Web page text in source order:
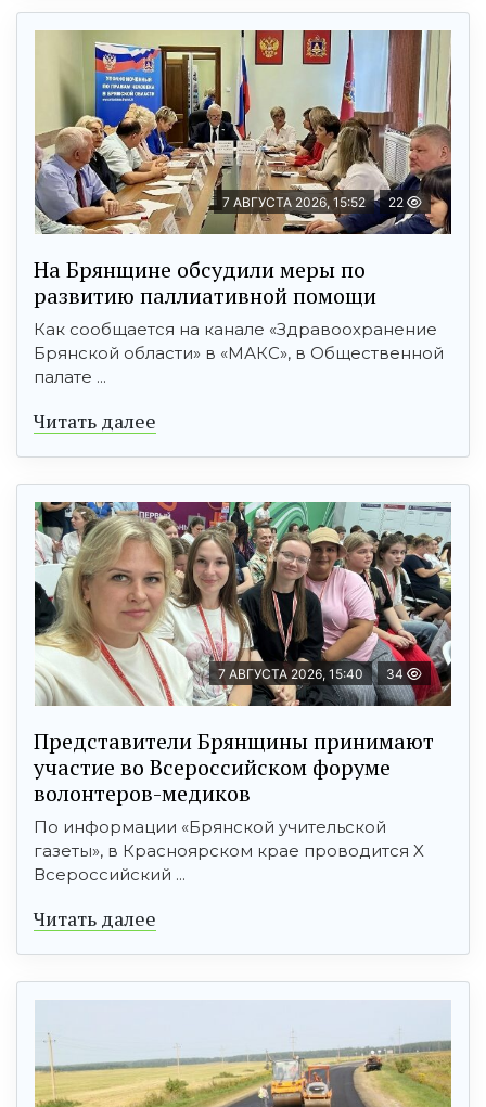
7 АВГУСТА 2026, 15:52 22
На Брянщине обсудили меры по
развитию паллиативной помощи
Как сообщается на канале «Здравоохранение
Брянской области» в «МАКС», в Общественной
палате ...
Читать далее
7 АВГУСТА 2026, 15:40 34
Представители Брянщины принимают
участие во Всероссийском форуме
волонтеров-медиков
По информации «Брянской учительской
газеты», в Красноярском крае проводится X
Всероссийский ...
Читать далее